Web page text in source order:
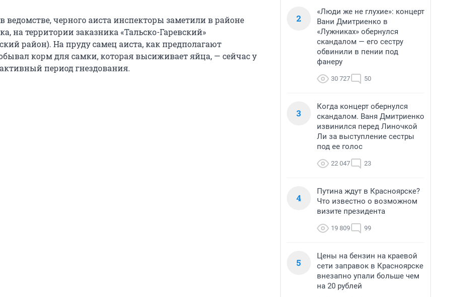
ведомстве, черного аиста инспекторы заметили в районе
на территории заказника «Тальско-Гаревский»
район). На пруду самец аиста, как предполагают
корм для самки, которая высиживает яйца, — сейчас у
период гнездования.
2
«Люди же не глухие»: концерт
Вани Дмитриенко в
«Лужниках» обернулся
скандалом — его сестру
обвинили в пении под
фанеру
30 727 50
3
Когда концерт обернулся
скандалом. Ваня Дмитриенко
извинился перед Линочкой
Ли за выступление сестры
под ее голос
22 047 23
4
Путина ждут в Красноярске?
Что известно о возможном
визите президента
19 809 99
5
Цены на бензин на краевой
сети заправок в Красноярске
внезапно упали больше чем
на 20 рублей